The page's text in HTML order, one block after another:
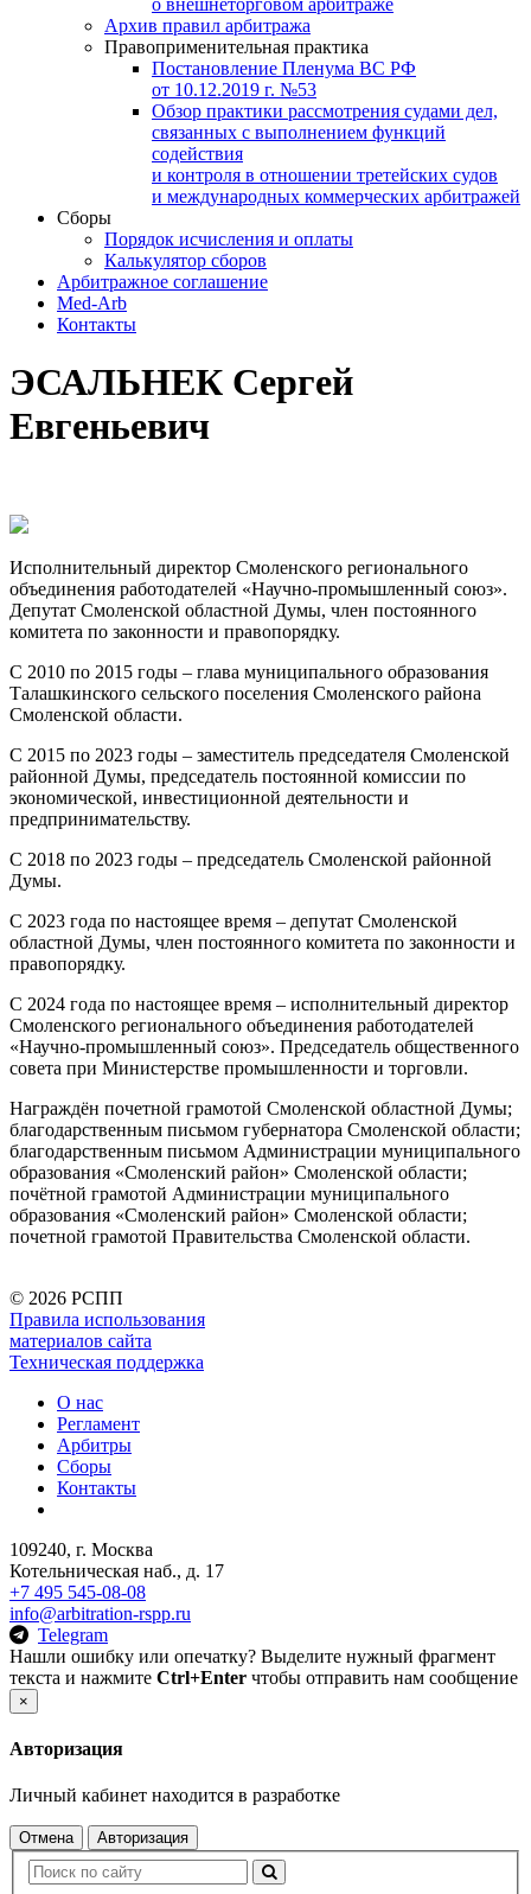
Архив правил арбитража
Правоприменительная практика
Постановление Пленума ВС РФ
от 10.12.2019 г. №53
Обзор практики рассмотрения судами дел,
связанных с выполнением функций
содействия
и контроля в отношении третейских судов
и международных коммерческих арбитражей
Сборы
Порядок исчисления и оплаты
Калькулятор сборов
Арбитражное соглашение
Med-Arb
Контакты
ЭСАЛЬНЕК Сергей
Евгеньевич
Исполнительный директор Смоленского регионального
объединения работодателей «Научно-промышленный союз».
Депутат Смоленской областной Думы, член постоянного
комитета по законности и правопорядку.
С 2010 по 2015 годы – глава муниципального образования
Талашкинского сельского поселения Смоленского района
Смоленской области.
С 2015 по 2023 годы – заместитель председателя Смоленской
районной Думы, председатель постоянной комиссии по
экономической, инвестиционной деятельности и
предпринимательству.
С 2018 по 2023 годы – председатель Смоленской районной
Думы.
С 2023 года по настоящее время – депутат Смоленской
областной Думы, член постоянного комитета по законности и
правопорядку.
С 2024 года по настоящее время – исполнительный директор
Смоленского регионального объединения работодателей
«Научно-промышленный союз». Председатель общественного
совета при Министерстве промышленности и торговли.
Награждён почетной грамотой Смоленской областной Думы;
благодарственным письмом губернатора Смоленской области;
благодарственным письмом Администрации муниципального
образования «Смоленский район» Смоленской области;
почётной грамотой Администрации муниципального
образования «Смоленский район» Смоленской области;
почетной грамотой Правительства Смоленской области.
© 2026 РСПП
Правила использования
материалов сайта
Техническая поддержка
О нас
Регламент
Арбитры
Сборы
Контакты
109240, г. Москва
Котельническая наб., д. 17
+7 495 545-08-08
info@arbitration-rspp.ru
Telegram
Нашли ошибку или опечатку? Выделите нужный фрагмент
текста и нажмите Ctrl+Enter чтобы отправить нам сообщение
×
Авторизация
Личный кабинет находится в разработке
Отмена Авторизация